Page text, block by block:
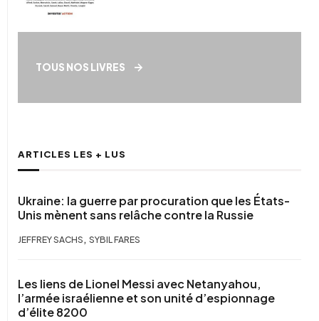
TOUS NOS LIVRES
ARTICLES LES + LUS
Ukraine: la guerre par procuration que les États-
Unis mènent sans relâche contre la Russie
JEFFREY SACHS, SYBIL FARES
Les liens de Lionel Messi avec Netanyahou,
l’armée israélienne et son unité d’espionnage
d’élite 8200